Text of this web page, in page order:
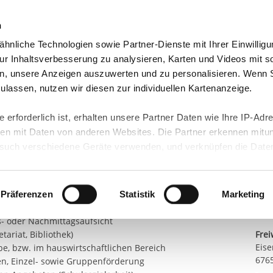
Technologien sowie Partner-Dienste mit Ihrer
Inhaltsverbesserung zu analysieren, Karten und Videos mit
unsere Anzeigen auszuwerten und zu personalisieren. Wenn
nutzen wir diesen zur individuellen Kartenanzeige.
erforderlich ist, erhalten unsere Partner Daten wie Ihre IP-
mit Daten von anderen Websites. Die Partner erkennen
verschiedene Geräte verwenden, und verknüpfen die Daten
ist kein der EU gleichwertiges Datenschutzniveau
Daten führen kann.
unserenDatenschutzhinweisenund in unsererCookie-
Funktionen für diese Zwecke aktiviert sind, müssen Sie
mittels nachfolgender Buttons über Ihre Einwilligung für
erteilte Einwilligung stets für die Zukunft widerrufen. Bitte
Präferenzen Statistik Marketing
Freiwilligendienst Ausland In
Ramstein-
plus "Am Reichswald"
des Unterrichts besonders zu
oder Nachmittagsaufsicht
Bibliothek)
bzw. im hauswirtschaftlichen Bereich
Einzel- sowie Gruppenförderung
E-